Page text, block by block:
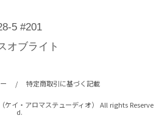
5 #201
オブライト
/ 特定商取引に基づく記載
イ・アロマステューディオ） All rights Reserve
d.